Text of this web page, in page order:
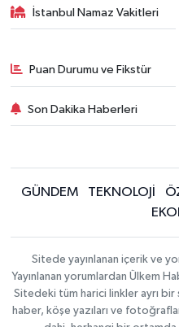
İstanbul Namaz Vakitleri
Puan Durumu ve Fikstür
Son Dakika Haberleri
GÜNDEM TEKNOLOJİ
Sitede yayınlanan içerik ve
Yayınlanan yorumlardan Ülkem
Sitedeki tüm harici linkler ayrı bir
haber, köşe yazıları ve